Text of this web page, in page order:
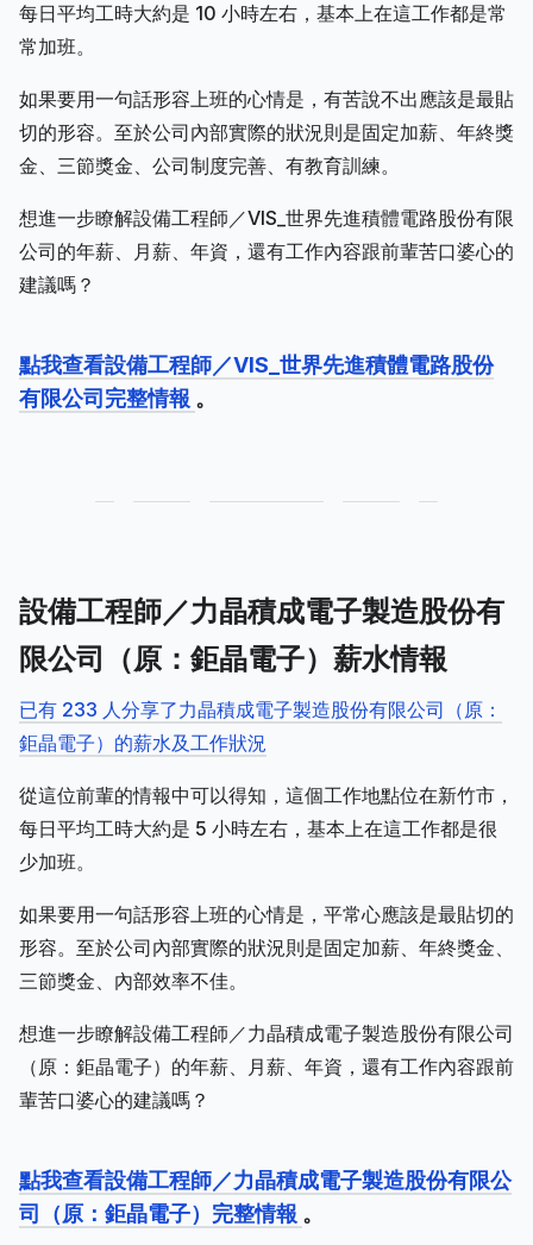
每日平均工時大約是 10 小時左右，基本上在這工作都是常
常加班。
如果要用一句話形容上班的心情是，有苦說不出應該是最貼
切的形容。至於公司內部實際的狀況則是固定加薪、年終獎
金、三節獎金、公司制度完善、有教育訓練。
想進一步瞭解設備工程師／VIS_世界先進積體電路股份有限
公司的年薪、月薪、年資，還有工作內容跟前輩苦口婆心的
建議嗎？
點我查看設備工程師／VIS_世界先進積體電路股份
有限公司完整情報 。
設備工程師／力晶積成電子製造股份有
限公司（原：鉅晶電子）薪水情報
已有 233 人分享了力晶積成電子製造股份有限公司（原：
鉅晶電子）的薪水及工作狀況
從這位前輩的情報中可以得知，這個工作地點位在新竹市，
每日平均工時大約是 5 小時左右，基本上在這工作都是很
少加班。
如果要用一句話形容上班的心情是，平常心應該是最貼切的
形容。至於公司內部實際的狀況則是固定加薪、年終獎金、
三節獎金、內部效率不佳。
想進一步瞭解設備工程師／力晶積成電子製造股份有限公司
（原：鉅晶電子）的年薪、月薪、年資，還有工作內容跟前
輩苦口婆心的建議嗎？
點我查看設備工程師／力晶積成電子製造股份有限公
司（原：鉅晶電子）完整情報 。